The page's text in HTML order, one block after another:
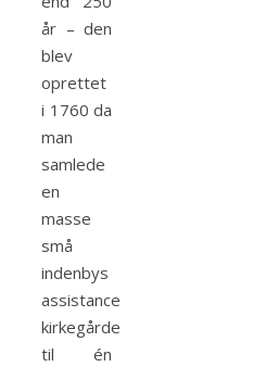
år – den
blev
oprettet
i 1760 da
man
samlede
en
masse
små
indenbys
assistance
kirkegårde
til én